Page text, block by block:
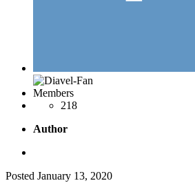
Members
218
Author
Posted January 13, 2020